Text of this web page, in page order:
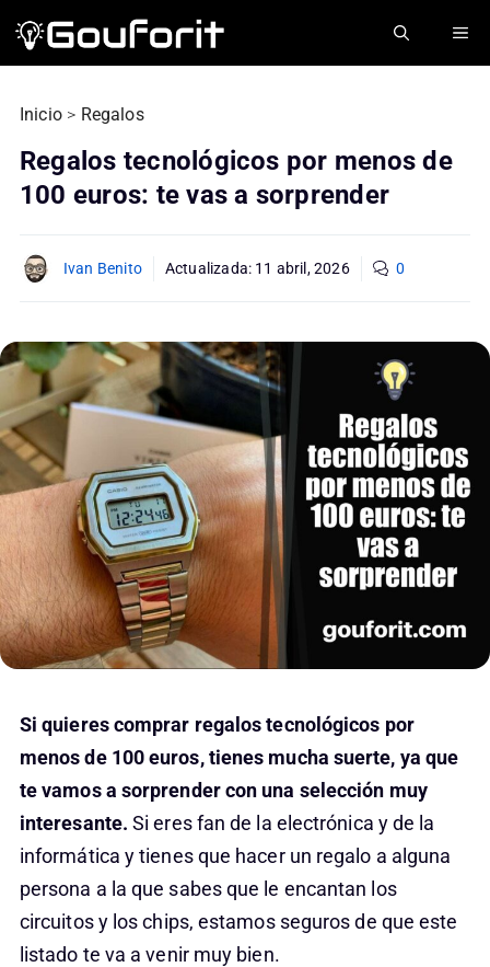
Inicio > Regalos
Regalos tecnológicos por menos de
100 euros: te vas a sorprender
Ivan Benito Actualizada: 11 abril, 2026 0
Si quieres comprar regalos tecnológicos por
menos de 100 euros, tienes mucha suerte, ya que
te vamos a sorprender con una selección muy
interesante.Si eres fan de la electrónica y de la
informática y tienes que hacer un regalo a alguna
persona a la que sabes que le encantan los
circuitos y los chips, estamos seguros de que este
listado te va a venir muy bien.